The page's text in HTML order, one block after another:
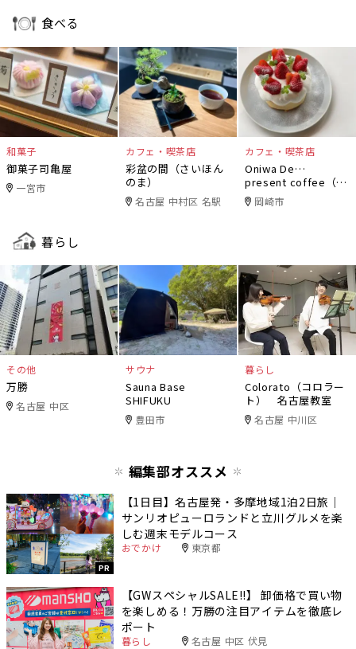
食べる
和菓子
御菓子司亀屋
一宮市
カフェ・喫茶店
彩盆の間（さいほん
のま）
名古屋 中村区 名駅
カフェ・喫茶店
Oniwa De…
present coffee（オ
ニワデ）
岡崎市
暮らし
その他
万勝
名古屋 中区
サウナ
Sauna Base
SHIFUKU
豊田市
暮らし
Colorato（コロラー
ト） 名古屋教室
名古屋 中川区
編集部オススメ
PR
【1日目】名古屋発・多摩地域1泊2日旅｜
サンリオピューロランドと立川グルメを楽
しむ週末モデルコース
おでかけ 東京都
【GWスペシャルSALE‼︎】 卸価格で買い物
を楽しめる！万勝の注目アイテムを徹底レ
ポート
暮らし 名古屋 中区 伏見